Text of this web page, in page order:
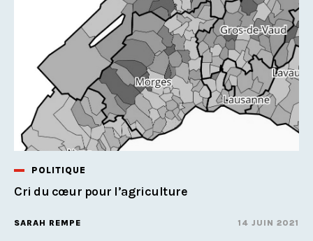
POLITIQUE
Cri du cœur pour l’agriculture
SARAH REMPE 14 JUIN 2021